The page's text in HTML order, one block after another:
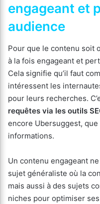
engageant et
audience
Pour que le contenu soit
à la fois engageant et
Cela signifie qu’il faut
intéressent les
pour leurs recherches.
requêtes via les outils
encore Ubersuggest,
informations.
Un contenu engageant
sujet généraliste où la
mais aussi à des sujets
niches pour optimiser ses